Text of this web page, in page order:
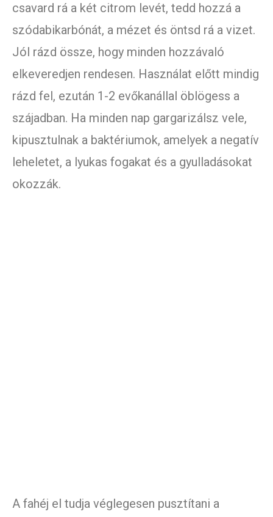
csavard rá a két citrom levét, tedd hozzá a
szódabikarbónát, a mézet és öntsd rá a vizet.
Jól rázd össze, hogy minden hozzávaló
elkeveredjen rendesen. Használat előtt mindig
rázd fel, ezután 1-2 evőkanállal öblögess a
szájadban. Ha minden nap gargarizálsz vele,
kipusztulnak a baktériumok, amelyek a negatív
leheletet, a lyukas fogakat és a gyulladásokat
okozzák.
A fahéj el tudja véglegesen pusztítani a